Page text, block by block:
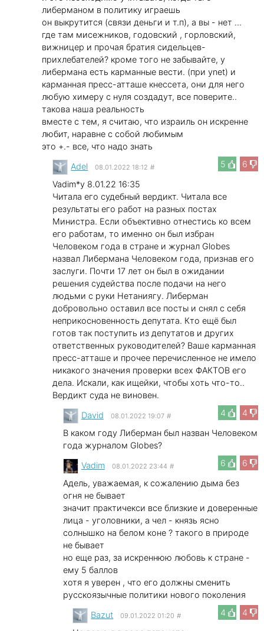
либерманом в политику играешь
он выкрутится (связи деньги и т.п), а вы - нет ...
где там мисежников, годовский , горловский,
вижницер и прочая братия сидельцев-
прихлебателей? кроме того не забывайте, у
либермана есть карманные вести. (при ynet) и
карманная пресс-атташе кнессета, они для него
любую химеру с нуля создадут, все поверите..
такова наша реальность
вместе с тем, я считаю, что израиль он искренне
любит, наравне с собой любимым
это +.- все, что надо знать
5
6
Adel 08.01.2022 18:12 #
Vadim*у 8.01.22 16:35
Читала его судебный вердикт. Читала все
результаты его работ на разных постах
Министра. Если объективно отнестись ко всем
его работам, то именно он был избран
Человеком года в стране и журнал Globes
назвал Либермана Человеком года, признав его
заслуги. Почти 17 лет он был в ожидании
решения судейства после подачи на него
людьми с руки Нетаниягу. Либерман
добровольно оставил все посты и снял с себя
неприкосновенность депутата. Кто ещё был
готов так поступить из депутатов и других
ответственных руководителей? Ваше карманная
пресс-атташе и прочее перечисленное не имело
никакого значения проверки всех ФАКТОВ его
дела. Искали, как ищейки, чтобы хоть что-то..
Вердикт суда не виновен.
4
4
David 08.01.2022 19:07 #
В каком году Либерман был назван Человеком
года журналом Globes?
6
6
Vadim 08.01.2022 23:44 #
Адель, уважаемая, к сожалению дыма без
огня не бывает
значит практичекси все близкие и доверенные
лица - уголовники, а чел - князь ясно
солнышко на белом коне ? такого в природе
не бывает
но еще раз, за искреннюю любовь к стране -
ему 5 баллов
хотя я уверен , что его должны сменить
русскоязычные политики нового поколения
4
4
Bazut 09.01.2022 01:20 #